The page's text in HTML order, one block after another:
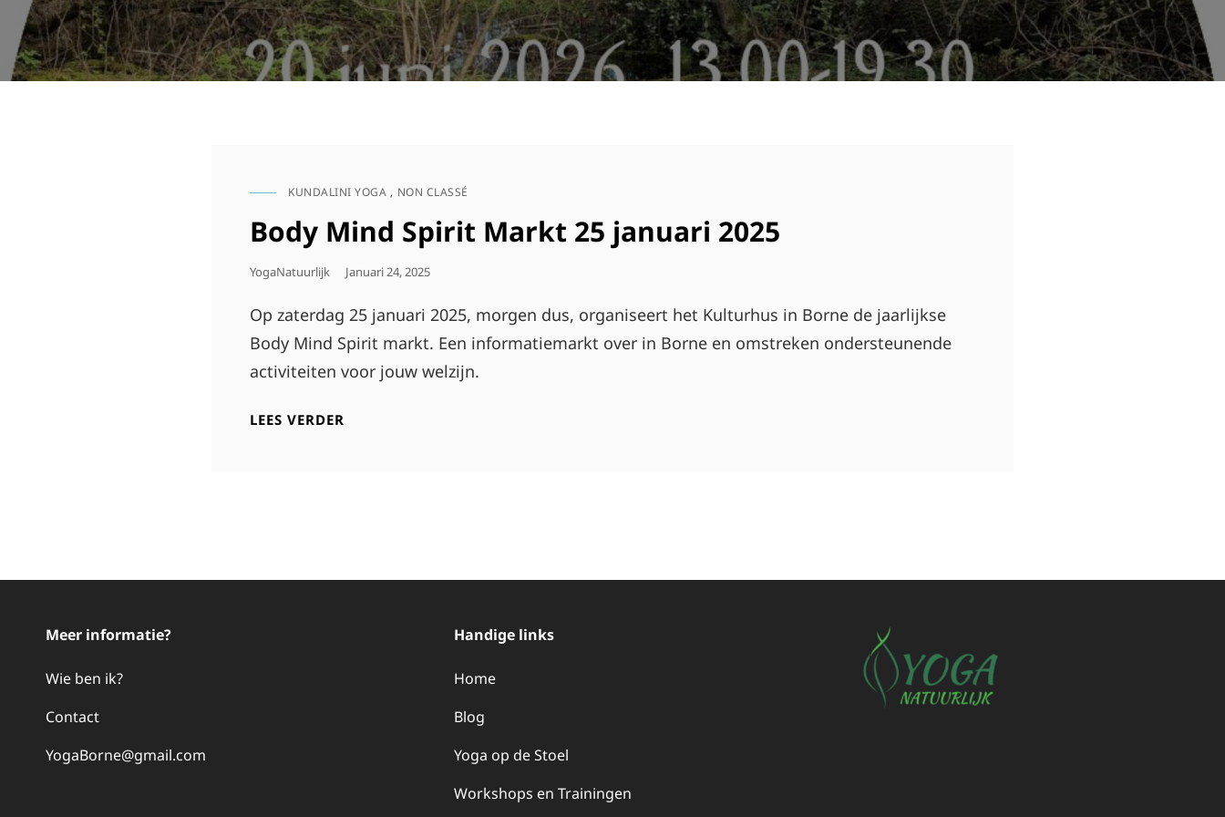
CAT
KUNDALINI YOGA , NON CLASSÉ
Body Mind Spirit Markt 25 januari 2025
YogaNatuurlijk
Geplaatst
Januari 24, 2025
Op zaterdag 25 januari 2025, morgen dus, organiseert het Kulturhus in Borne de jaarlijkse
Body Mind Spirit markt. Een informatiemarkt over in Borne en omstreken ondersteunende
activiteiten voor jouw welzijn.
LEES VERDER
Meer informatie?
Wie ben ik?
Contact
YogaBorne@gmail.com
Handige links
Home
Blog
Yoga op de Stoel
Workshops en Trainingen